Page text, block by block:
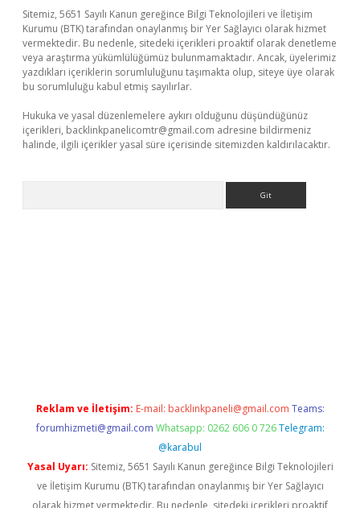
Sitemiz, 5651 Sayılı Kanun gereğince Bilgi Teknolojileri ve İletişim
Kurumu (BTK) tarafından onaylanmış bir Yer Sağlayıcı olarak hizmet
vermektedir. Bu nedenle, sitedeki içerikleri proaktif olarak denetleme
veya araştırma yükümlülüğümüz bulunmamaktadır. Ancak, üyelerimiz
yazdıkları içeriklerin sorumluluğunu taşımakta olup, siteye üye olarak
bu sorumluluğu kabul etmiş sayılırlar.
Hukuka ve yasal düzenlemelere aykırı olduğunu düşündüğünüz
içerikleri, backlinkpanelicomtr@gmail.com adresine bildirmeniz
halinde, ilgili içerikler yasal süre içerisinde sitemizden kaldırılacaktır.
Reklam ve İletişim: E-mail: backlinkpaneli@gmail.com Teams:
forumhizmeti@gmail.com Whatsapp: 0262 606 0 726 Telegram:
@karabul
Yasal Uyarı: Sitemiz, 5651 Sayılı Kanun gereğince Bilgi Teknolojileri
ve İletişim Kurumu (BTK) tarafından onaylanmış bir Yer Sağlayıcı
olarak hizmet vermektedir. Bu nedenle, sitedeki içerikleri proaktif